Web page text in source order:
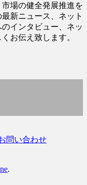
場の健全発展推進を
新ニュース、ネット
インタビュー、ネッ
お伝え致します。
問い合わせ
.